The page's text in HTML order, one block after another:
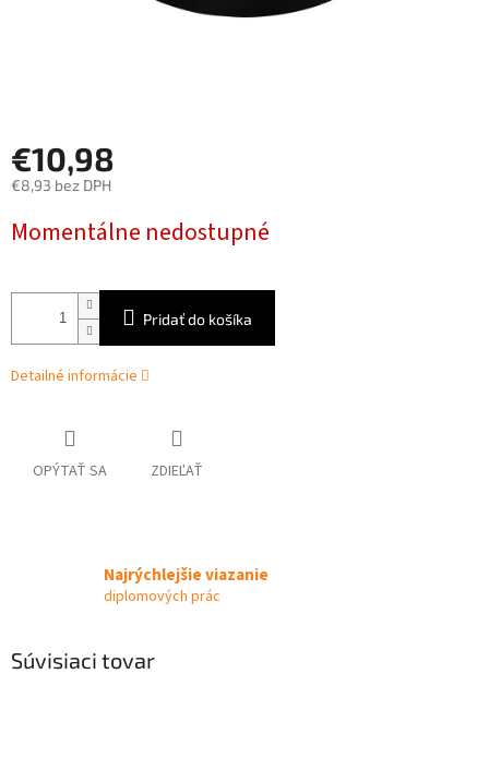
€10,98
€8,93 bez DPH
cena:
Momentálne nedostupné
Pridať do košíka
Detailné informácie
OPÝTAŤ SA ZDIEĽAŤ
Najrýchlejšie viazanie
diplomových prác
Súvisiaci tovar